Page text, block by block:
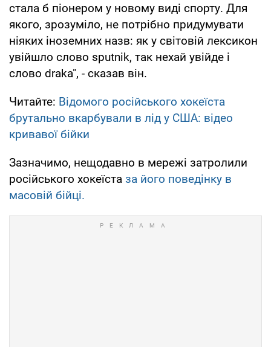
стала б піонером у новому виді спорту. Для
якого, зрозуміло, не потрібно придумувати
ніяких іноземних назв: як у світовій лексикон
увійшло слово sputnik, так нехай увійде і
слово draka", - сказав він.
Читайте: Відомого російського хокеїста
брутально вкарбували в лід у США: відео
кривавої бійки
Зазначимо, нещодавно в мережі затролили
російського хокеїста за його поведінку в
масовій бійці.